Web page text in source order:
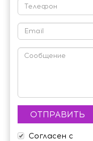
Согласен с